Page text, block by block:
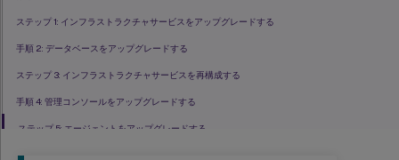
ステップ 1: インフラストラクチャサービスをアップグレードする
手順 2: データベースをアップグレードする
ステップ 3: インフラストラクチャサービスを再構成する
手順 4: 管理コンソールをアップグレードする
ステップ 5: エージェントをアップグレードする